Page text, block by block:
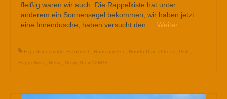
fleißig waren wir auch. Die Rappelkiste hat unter
anderem ein Sonnensegel bekommen, wir haben jetzt
eine Innendusche, haben versucht den … Weiter
Expeditionsmobil Frankreich Haus am See Honda Dax Offroad Piste
Rappelkiste
Reise Steyr, Steyr12M18